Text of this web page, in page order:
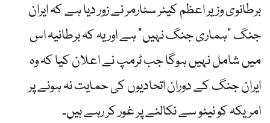
برطانوی وزیر اعظم کیئر سٹارمر نے زور دیا ہے کہ ایران
جنگ "ہماری جنگ نہیں” ہے اور یہ کہ برطانیہ اس
میں شامل نہیں ہوگا جب ٹرمپ نے اعلان کیا کہ وہ
ایران جنگ کے دوران اتحادیوں کی حمایت نہ ہونے پر
امریکہ کو نیٹو سے نکالنے پر غور کر رہے ہیں۔